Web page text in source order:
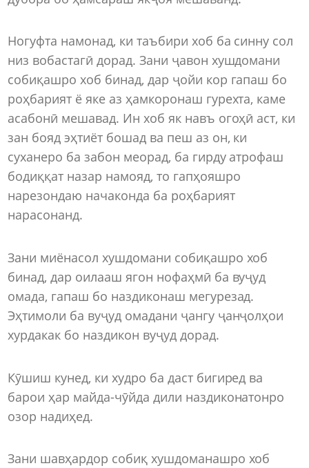
Ногуфта намонад, ки таъбири хоб ба синну сол
низ вобастагӣ дорад. Зани ҷавон хушдомани
собиқашро хоб бинад, дар ҷойи кор гапаш бо
роҳбарият ё яке аз ҳамкоронаш гурехта, каме
асабонӣ мешавад. Ин хоб як навъ огоҳӣ аст, ки
зан бояд эҳтиёт бошад ва пеш аз он, ки
суханеро ба забон меорад, ба гирду атрофаш
бодиққат назар намояд, то гапҳояшро
нарезондаю начаконда ба роҳбарият
нарасонанд.
Зани миёнасол хушдомани собиқашро хоб
бинад, дар оилааш ягон нофаҳмӣ ба вуҷуд
омада, гапаш бо наздиконаш мегурезад.
Эҳтимоли ба вуҷуд омадани ҷангу ҷанҷолҳои
хурдакак бо наздикон вуҷуд дорад.
Кӯшиш кунед, ки худро ба даст бигиред ва
барои ҳар майда-чӯйда дили наздиконатонро
озор надиҳед.
Зани шавҳардор собиқ хушдоманашро хоб